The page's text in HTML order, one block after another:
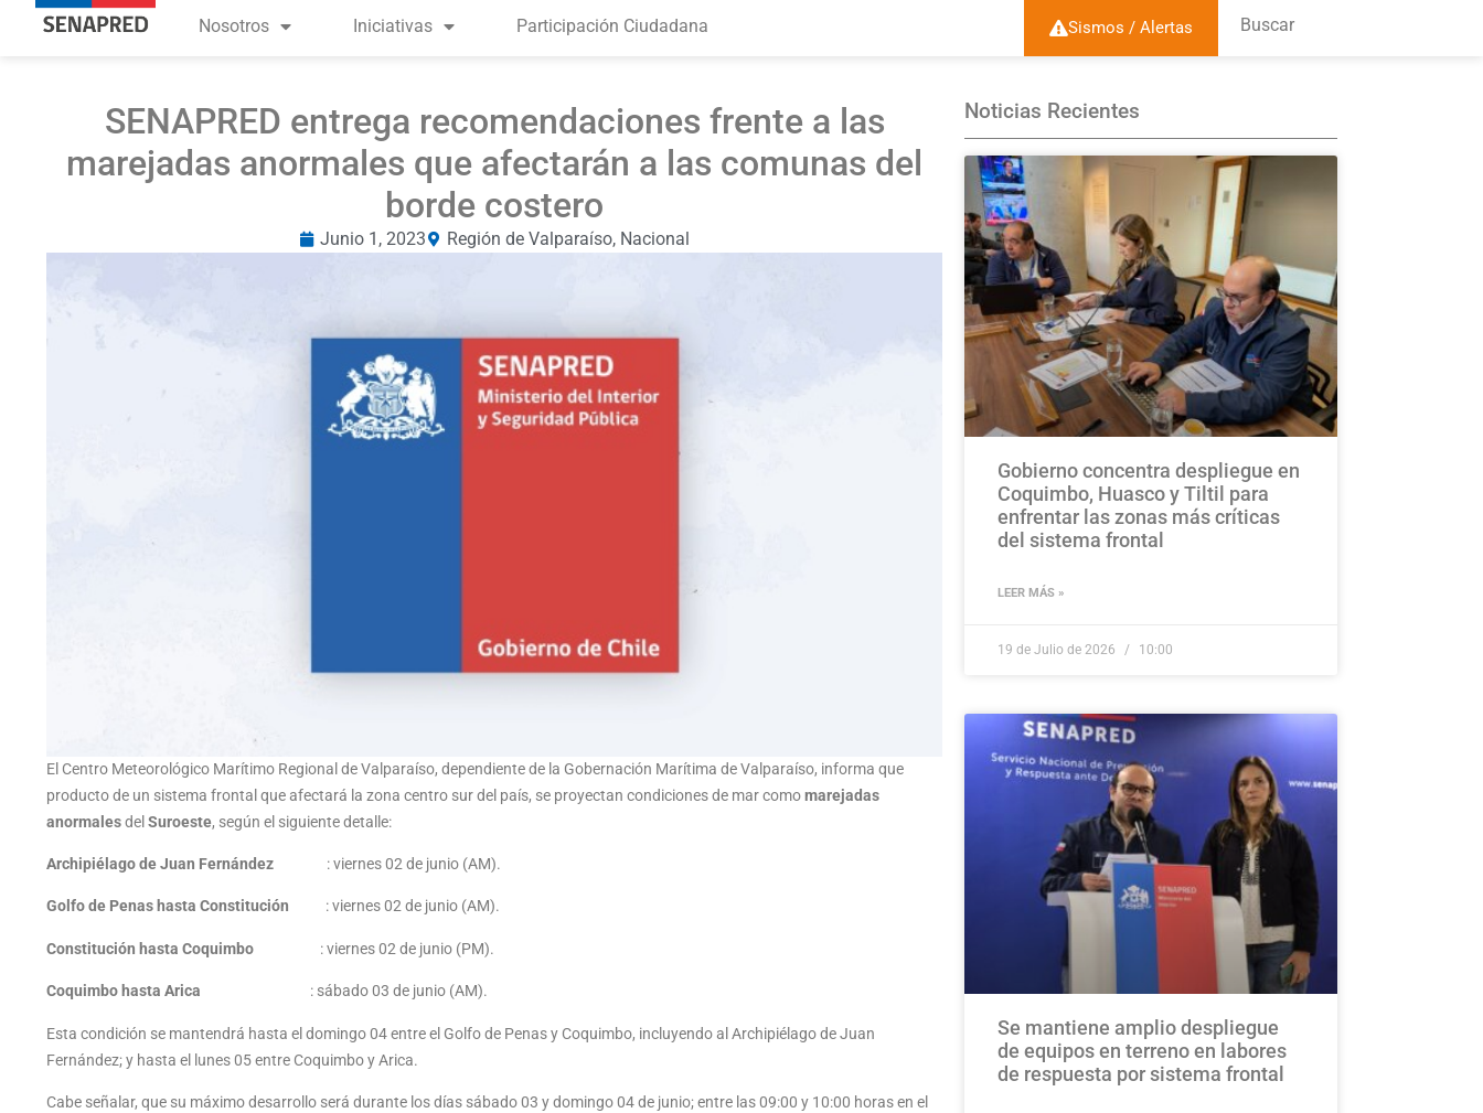
Nosotros Iniciativas Participación Ciudadana Sismos / Alertas Buscar
SENAPRED entrega recomendaciones frente a las
marejadas anormales que afectarán a las comunas del
borde costero
Junio 1, 2023 Región de Valparaíso, Nacional
El Centro Meteorológico Marítimo Regional de Valparaíso, dependiente de la Gobernación Marítima de Valparaíso, informa que
producto de un sistema frontal que afectará la zona centro sur del país, se proyectan condiciones de mar comomarejadas
anormalesdel Suroeste, según el siguiente detalle:
Archipiélago de Juan Fernández : viernes 02 de junio (AM).
Golfo de Penas hasta Constitución : viernes 02 de junio (AM).
Constitución hasta Coquimbo : viernes 02 de junio (PM).
Coquimbo hasta Arica : sábado 03 de junio (AM).
Esta condición se mantendrá hasta el domingo 04 entre el Golfo de Penas y Coquimbo, incluyendo al Archipiélago de Juan
Fernández; y hasta el lunes 05 entre Coquimbo y Arica.
Cabe señalar, que su máximo desarrollo será durante los días sábado 03 y domingo 04 de junio; entre las 09:00 y 10:00 horas en el
Noticias Recientes
Gobierno concentra despliegue en
Coquimbo, Huasco y Tiltil para
enfrentar las zonas más críticas
del sistema frontal
LEER MÁS »
19 de Julio de 2026 10:00
Se mantiene amplio despliegue
de equipos en terreno en labores
de respuesta por sistema frontal